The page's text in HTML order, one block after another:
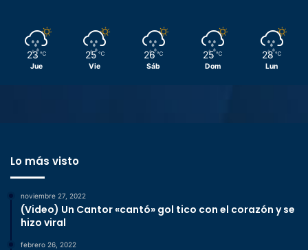
23 ℃
Jue
25 ℃
Vie
26 ℃
Sáb
25 ℃
Dom
28 ℃
Lun
Lo más visto
noviembre 27, 2022
(Video) Un Cantor «cantó» gol tico con el corazón y se
hizo viral
febrero 26, 2022